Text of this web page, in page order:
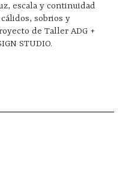
escala y continuidad
sobrios y
de Taller ADG +
STUDIO.